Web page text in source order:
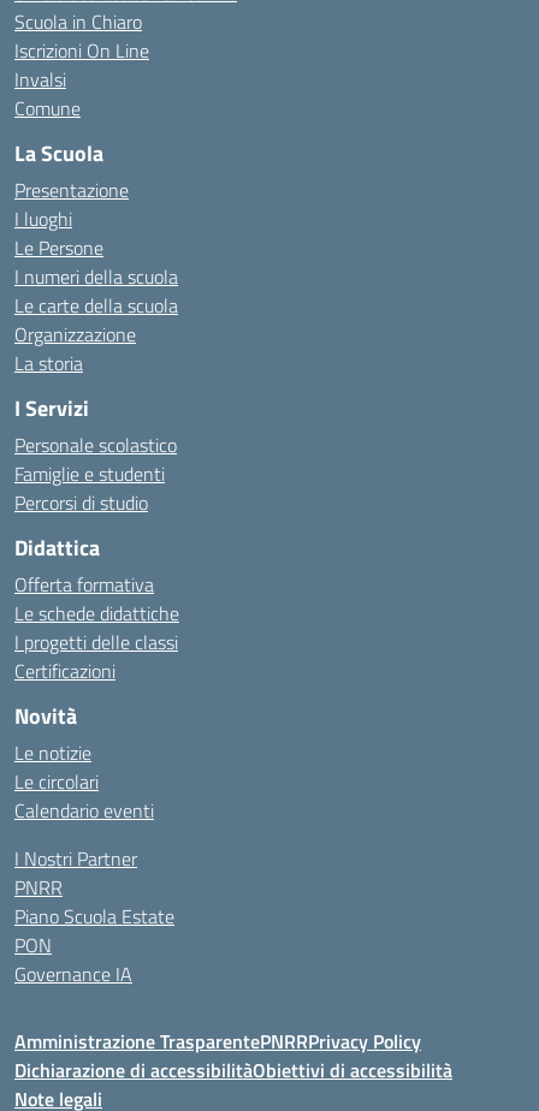
Scuola in Chiaro
Iscrizioni On Line
Invalsi
Comune
La Scuola
Presentazione
I luoghi
Le Persone
I numeri della scuola
Le carte della scuola
Organizzazione
La storia
I Servizi
Personale scolastico
Famiglie e studenti
Percorsi di studio
Didattica
Offerta formativa
Le schede didattiche
I progetti delle classi
Certificazioni
Novità
Le notizie
Le circolari
Calendario eventi
I Nostri Partner
PNRR
Piano Scuola Estate
PON
Governance IA
Amministrazione TrasparentePNRRPrivacy Policy
Dichiarazione di accessibilitàObiettivi di accessibilità
Note legali